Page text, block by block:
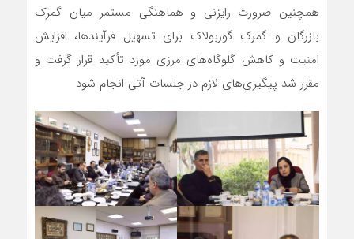
همچنین ضرورت رایزنی و هماهنگی مستمر میان گمرک
بازرگان و گمرک گوربولاک برای تسهیل فرآیندها، افزایش
امنیت و کاهش گلوگاه‌های مرزی مورد تأکید قرار گرفت و
مقرر شد پیگیری‌های لازم در جلسات آتی انجام شود